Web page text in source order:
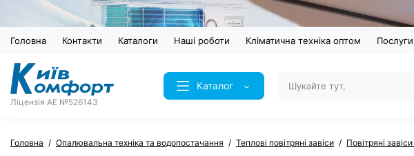
Головна Контакти Каталоги Наші роботи Кліматична техніка оптом
Ліцензія AE №526143
Каталог
Головна Опалювальна техніка та водопостачання Теплові повітряні завіси Повітряні